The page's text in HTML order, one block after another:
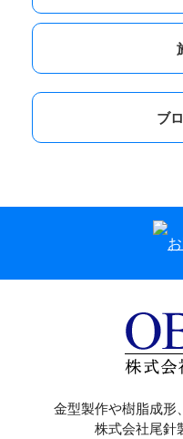
ブ
金型製作や樹脂成形
株式会社尾針